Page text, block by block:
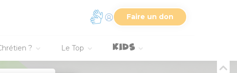
Faire un don
? Le Top